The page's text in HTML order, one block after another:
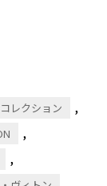
レクション ,
,
,